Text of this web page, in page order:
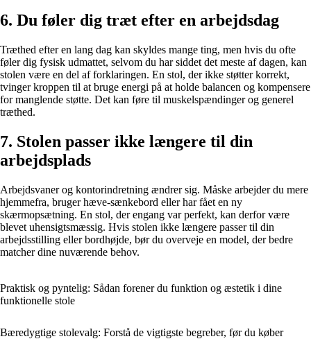
6. Du føler dig træt efter en arbejdsdag
Træthed efter en lang dag kan skyldes mange ting, men hvis du ofte
føler dig fysisk udmattet, selvom du har siddet det meste af dagen, kan
stolen være en del af forklaringen. En stol, der ikke støtter korrekt,
tvinger kroppen til at bruge energi på at holde balancen og kompensere
for manglende støtte. Det kan føre til muskelspændinger og generel
træthed.
7. Stolen passer ikke længere til din
arbejdsplads
Arbejdsvaner og kontorindretning ændrer sig. Måske arbejder du mere
hjemmefra, bruger hæve-sænkebord eller har fået en ny
skærmopsætning. En stol, der engang var perfekt, kan derfor være
blevet uhensigtsmæssig. Hvis stolen ikke længere passer til din
arbejdsstilling eller bordhøjde, bør du overveje en model, der bedre
matcher dine nuværende behov.
Praktisk og pyntelig: Sådan forener du funktion og æstetik i dine
funktionelle stole
Bæredygtige stolevalg: Forstå de vigtigste begreber, før du køber